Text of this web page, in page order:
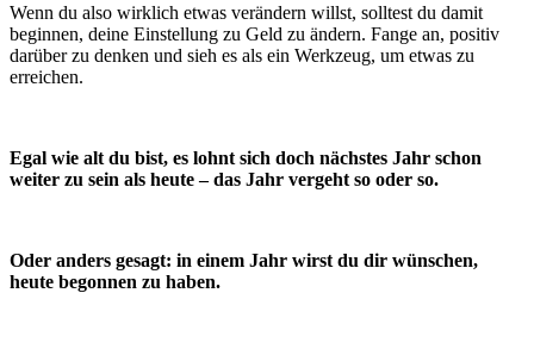
Wenn du also wirklich etwas verändern willst, solltest du damit
beginnen, deine Einstellung zu Geld zu ändern. Fange an, positiv
darüber zu denken und sieh es als ein Werkzeug, um etwas zu
erreichen.
Egal wie alt du bist, es lohnt sich doch nächstes Jahr schon
weiter zu sein als heute – das Jahr vergeht so oder so.
Oder anders gesagt: in einem Jahr wirst du dir wünschen,
heute begonnen zu haben.